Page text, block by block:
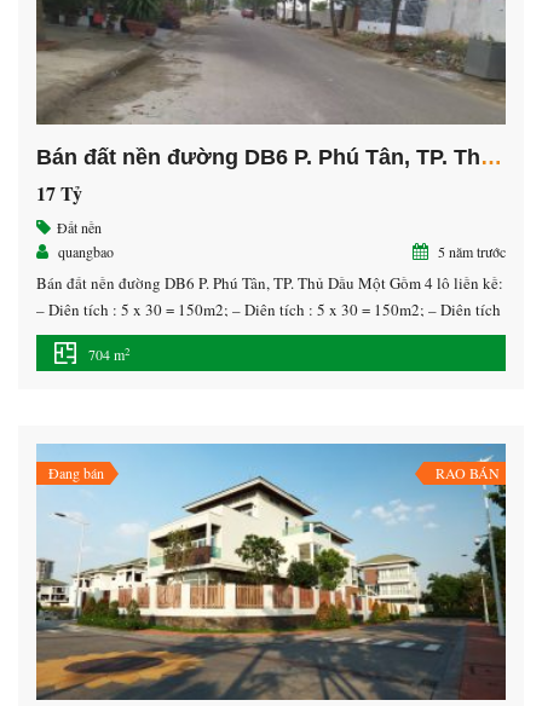
Bán đất nền đường DB6 P. Phú Tân, TP. Thủ Dầu Một
17 Tỷ
Đất nền
quangbao
5 năm trước
Bán đất nền đường DB6 P. Phú Tân, TP. Thủ Dầu Một Gồm 4 lô liền kề:
– Diện tích : 5 x 30 = 150m2; – Diện tích : 5 x 30 = 150m2; – Diện tích
: 6.67 x 30 =200,2m2 ; – Diện tích : 6.8 x 30 = 204m2. Đất thổ […]
704 m2
Đang bán RAO BÁN